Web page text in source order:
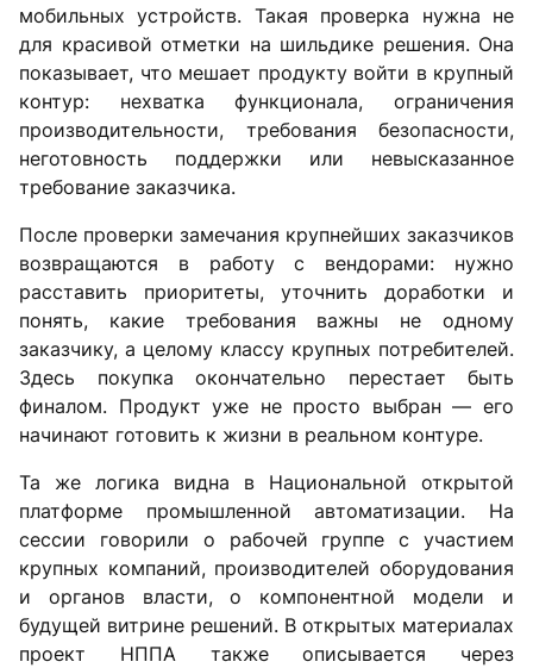
мобильных устройств. Такая проверка нужна не
для красивой отметки на шильдике решения. Она
показывает, что мешает продукту войти в крупный
контур: нехватка функционала, ограничения
производительности, требования безопасности,
неготовность поддержки или невысказанное
требование заказчика.
После проверки замечания крупнейших заказчиков
возвращаются в работу с вендорами: нужно
расставить приоритеты, уточнить доработки и
понять, какие требования важны не одному
заказчику, а целому классу крупных потребителей.
Здесь покупка окончательно перестает быть
финалом. Продукт уже не просто выбран — его
начинают готовить к жизни в реальном контуре.
Та же логика видна в Национальной открытой
платформе промышленной автоматизации. На
сессии говорили о рабочей группе с участием
крупных компаний, производителей оборудования
и органов власти, о компонентной модели и
будущей витрине решений. В открытых материалах
проект НППА также описывается через